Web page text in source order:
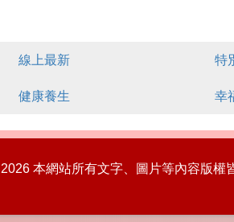
線上最新 特
健康養生 幸
本網站所有文字、圖片等內容版